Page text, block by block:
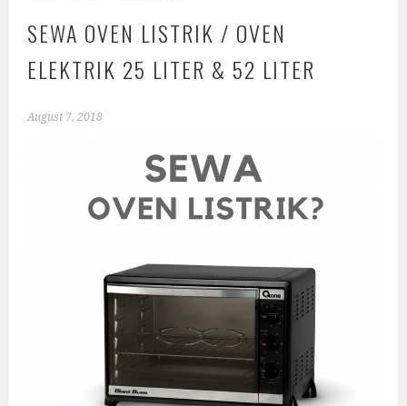
SEWA OVEN LISTRIK / OVEN
ELEKTRIK 25 LITER & 52 LITER
August 7, 2018